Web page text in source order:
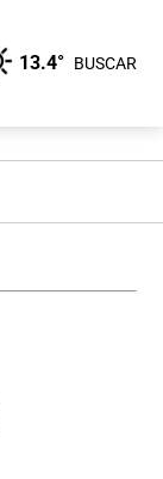
13.4° BUSCAR